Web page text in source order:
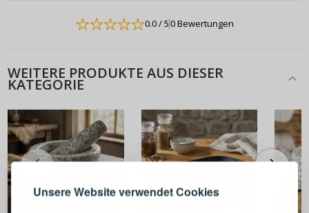
Unsere Website verwendet Cookies
0.0/ 50 Bewertungen
WEITERE PRODUKTE AUS DIESER
KATEGORIE
ANMELDEN REGISTRIEREN
Melden Sie sich bei Ihrem